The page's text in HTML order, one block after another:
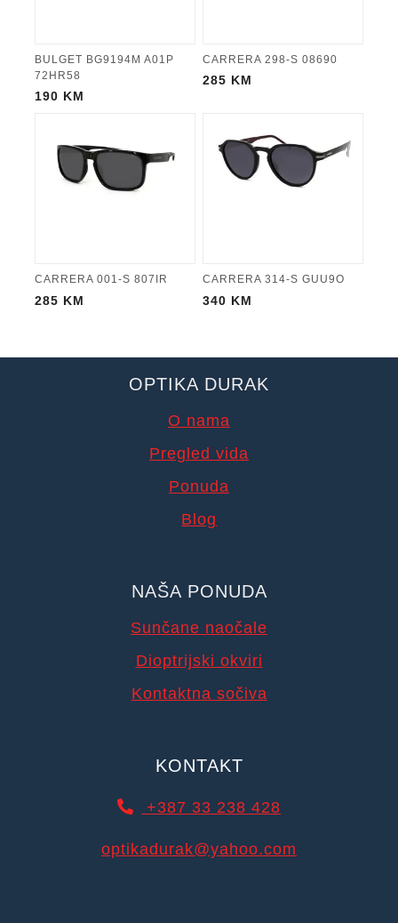
BULGET BG9194M A01P
72HR58
190 KM
CARRERA 298-S 08690
285 KM
CARRERA 001-S 807IR
285 KM
CARRERA 314-S GUU9O
340 KM
OPTIKA DURAK
O nama
Pregled vida
Ponuda
Blog
NAŠA PONUDA
Sunčane naočale
Dioptrijski okviri
Kontaktna sočiva
KONTAKT
+387 33 238 428
optikadurak@yahoo.com